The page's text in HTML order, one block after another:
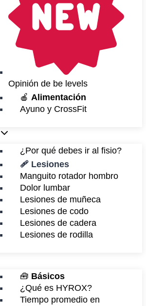
Opinión de be levels
🍎 Alimentación
Ayuno y CrossFit
¿Por qué debes ir al fisio?
🩹 Lesiones
Manguito rotador hombro
Dolor lumbar
Lesiones de muñeca
Lesiones de codo
Lesiones de cadera
Lesiones de rodilla
🧰 Básicos
¿Qué es HYROX?
Tiempo promedio en